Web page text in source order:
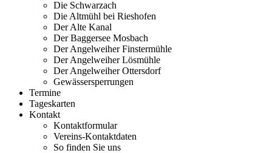
Die Schwarzach
Die Altmühl bei Rieshofen
Der Alte Kanal
Der Baggersee Mosbach
Der Angelweiher Finstermühle
Der Angelweiher Lösmühle
Der Angelweiher Ottersdorf
Gewässersperrungen
Termine
Tageskarten
Kontakt
Kontaktformular
Vereins-Kontaktdaten
So finden Sie uns